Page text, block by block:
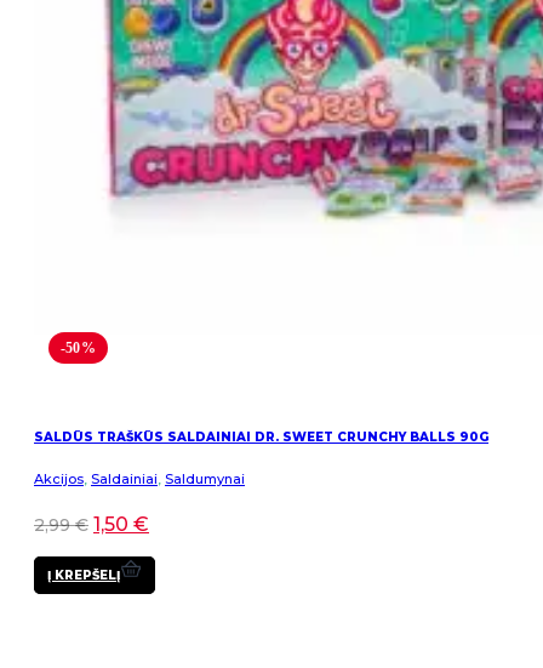
-50%
SALDŪS TRAŠKŪS SALDAINIAI DR. SWEET CRUNCHY BALLS 90G
Akcijos Saldainiai Saldumynai
2,99€ 1,50 €
Į KREPŠELĮ